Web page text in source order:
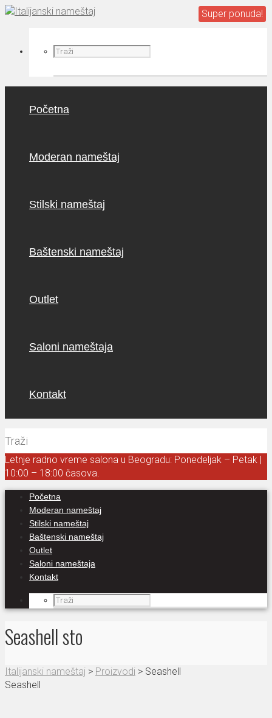
Početna
Moderan nameštaj
Stilski nameštaj
Baštenski nameštaj
Outlet
Saloni nameštaja
Kontakt
Letnje radno vreme salona u Beogradu: Ponedeljak – Petak |
10:00 – 18:00 časova.
Početna
Moderan nameštaj
Stilski nameštaj
Baštenski nameštaj
Outlet
Saloni nameštaja
Kontakt
Seashell sto
Italijanski nameštaj > Proizvodi > Seashell
Seashell